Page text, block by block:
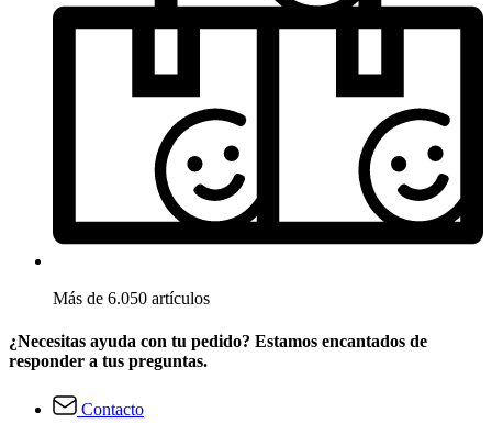
Más de 6.050 artículos
¿Necesitas ayuda con tu pedido? Estamos encantados de
responder a tus preguntas.
Contacto